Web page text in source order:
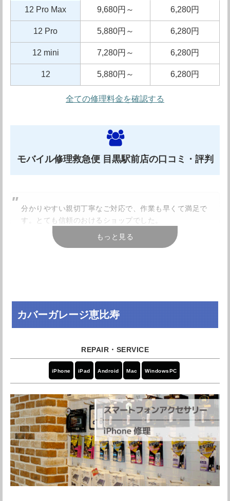
います。保証期間も永年保証なので申し分が無く、修理時
には安心の対面修理も行ってくれるので、とても安心が出
来ると思います。
落なLa Provence cafeにて200円オフのドリンクサービス
も実施しています。修理光景を眺めて待つのも良し、
間に退屈しないのは良いですね。駅チカ、待ち時間に退屈
しない、修理のみならず買取もしてくれる。営業時間も
21:00迄と遅くまで営業しておりますのでお仕事帰りにも
成田也 中目黒店の店舗情報
東急東横線 東京メトロ日比谷線
「中目黒」駅より徒歩1分
0120-742-444
平日 11:00〜20:30 土日祝 11：00
～18：30
定休日 年中無休
店舗詳細を確認する
Googleマップで見る
12 Pro Max 9,680円～ 6,280円
12 Pro 5,880円～ 6,280円
12 mini 7,280円～ 6,280円
12 5,880円～ 6,280円
全ての修理料金を確認する
モバイル修理救急便 目黒駅前店の口コミ・評判
分かりやすい親切丁寧なご対応で、作業も早くて満足で
す。とても信頼のおけるショップでした。
引用元： Googleレビュー
引用元： Googleレビュー
モバイル修理救急便 目黒駅前店の紹介
モバイル修理救急便目黒駅前店はJR目黒駅1分とアクセス
抜群で平日、休日問わずご利用しやすいお店です。また駅
もっと見る
カバーガレージ恵比寿
iPhone iPad Android Mac WindowsPC